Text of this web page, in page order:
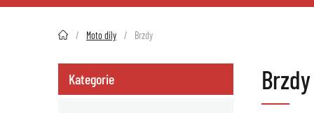
2HMOTO.cz Moto díly Brzdy
Kategorie